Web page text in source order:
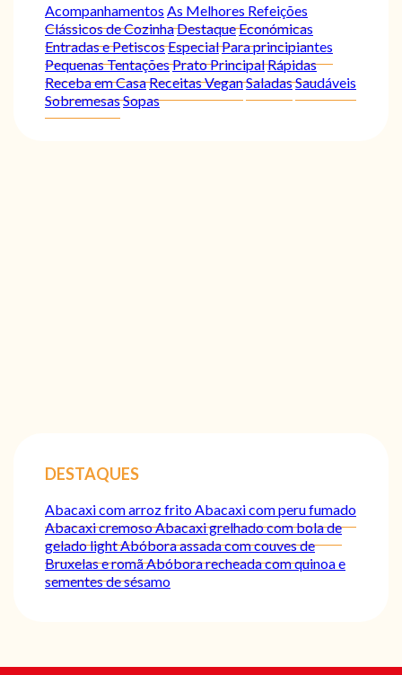
Acompanhamentos As Melhores Refeições
Clássicos de CozinhaDestaqueEconómicas
Entradas e PetiscosEspecialPara principiantes
Pequenas TentaçõesPrato PrincipalRápidas
Receba em CasaReceitas VeganSaladasSaudáveis
SobremesasSopas
DESTAQUES
Abacaxi com arroz frito Abacaxi com peru fumado
Abacaxi cremosoAbacaxi grelhado com bola de
gelado lightAbóbora assada com couves de
Bruxelas e romãAbóbora recheada com quinoa e
sementes de sésamo